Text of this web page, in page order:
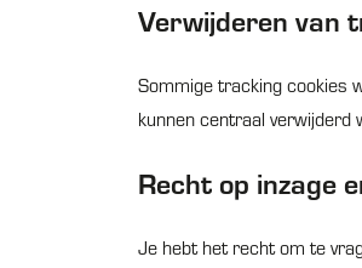
Verwijderen van
Sommige tracking cookies
kunnen centraal verwijderd
Recht op inzage
Je hebt het recht om te